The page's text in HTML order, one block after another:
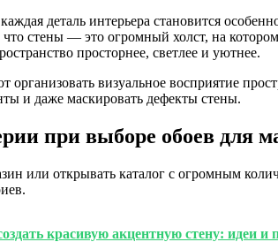
деталь интерьера становится
стены — это огромный холст, на
просторнее, светлее и уютнее.
организовать визуальное восприятие
и даже маскировать дефекты стены.
при выборе обоев для
или открывать каталог с огромным
красивую акцентную стену: идеи и